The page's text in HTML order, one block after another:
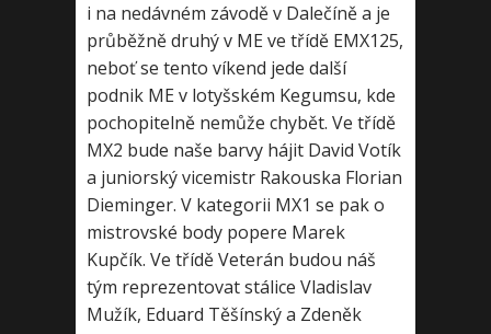
i na nedávném závodě v Dalečíně a je
průběžně druhý v ME ve třídě EMX125,
neboť se tento víkend jede další
podnik ME v lotyšském Kegumsu, kde
pochopitelně nemůže chybět. Ve třídě
MX2 bude naše barvy hájit David Votík
a juniorský vicemistr Rakouska Florian
Dieminger. V kategorii MX1 se pak o
mistrovské body popere Marek
Kupčík. Ve třídě Veterán budou náš
tým reprezentovat stálice Vladislav
Mužík, Eduard Těšínský a Zdeněk